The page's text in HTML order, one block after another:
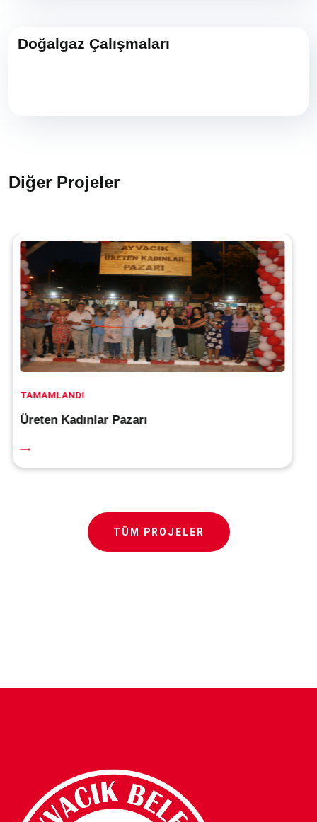
Doğalgaz Çalışmaları
Diğer Projeler
DEVAM EDIYOR
Evde Sağlık Hizmeti
TÜM PROJELER